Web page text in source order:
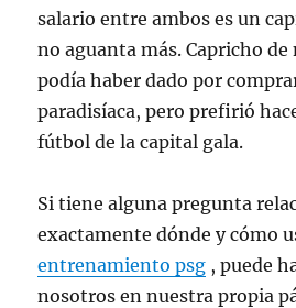
salario entre ambos es un
no aguanta más. Capricho
podía haber dado por
paradisíaca, pero prefirió
fútbol de la capital gala.
Si tiene alguna pregunta
exactamente dónde y cómo
entrenamiento psg , puede
nosotros en nuestra propia